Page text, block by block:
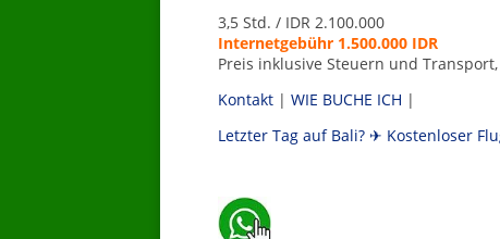
3,5 Std. / IDR 2.100.000
Internetgebühr 1.500.000 IDR
Preis inklusive Steuern und
Kontakt| WIE BUCHE ICH |
Letzter Tag auf Bali? ✈ Kostenloser